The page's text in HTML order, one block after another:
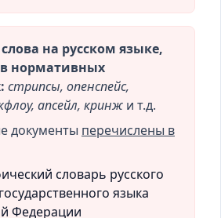
на русском языке,
в нормативных
стрипсы, опенспейс,
апсейл, кринж и т.д.
документы перечислены в
словарь русского
языка
Федерации